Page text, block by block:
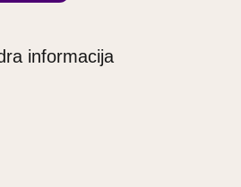
informacija